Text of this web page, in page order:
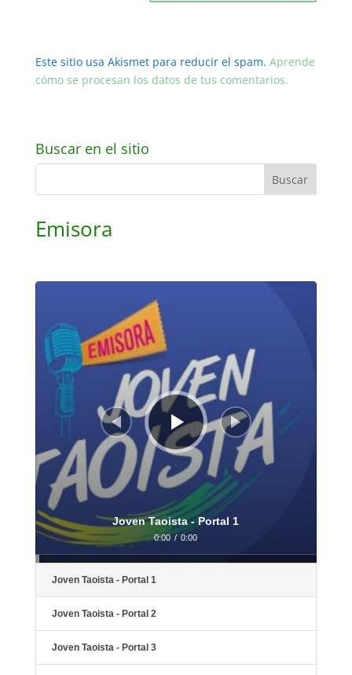
Este sitio usa Akismet para reducir el spam. Aprende
cómo se procesan los datos de tus comentarios.
Buscar en el sitio
Emisora
Reproductor
Joven Taoista - Portal 1
0:00 / 0:00
Joven Taoista - Portal 1
Joven Taoista - Portal 2
Joven Taoista - Portal 3